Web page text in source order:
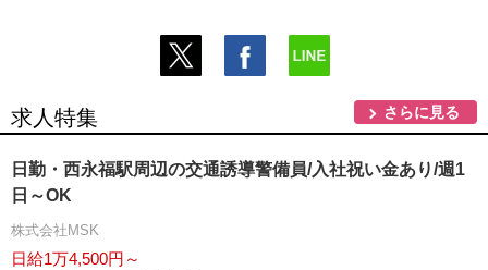
求人特集 さらに見る
日勤・西永福駅周辺の交通誘導警備員/入社祝い金あり/週1
日～OK
株式会社MSK
日給1万4,500円～